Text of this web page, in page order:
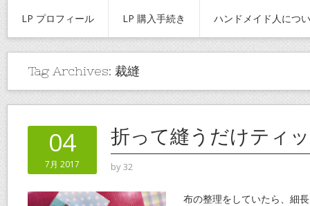
LP プロフィール LP 購入手続き ハンドメイド人につ
Tag Archives: 裁縫
04
7月 2017
折って縫うだけティ
by32
布の整理をしていたら、細